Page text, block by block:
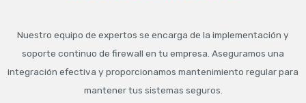
Nuestro equipo de expertos se encarga de la implementación y
soporte continuo de firewall en tu empresa. Aseguramos una
integración efectiva y proporcionamos mantenimiento regular para
mantener tus sistemas seguros.